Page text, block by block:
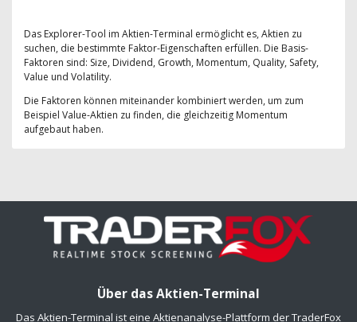
Das Explorer-Tool im Aktien-Terminal ermöglicht es, Aktien zu
suchen, die bestimmte Faktor-Eigenschaften erfüllen. Die Basis-
Faktoren sind: Size, Dividend, Growth, Momentum, Quality, Safety,
Value und Volatility.
Die Faktoren können miteinander kombiniert werden, um zum
Beispiel Value-Aktien zu finden, die gleichzeitig Momentum
aufgebaut haben.
Über das Aktien-Terminal
Das Aktien-Terminal ist eine Aktienanalyse-Plattform der TraderFox